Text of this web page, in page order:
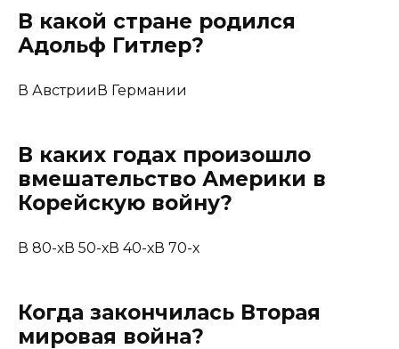
В какой стране родился
Адольф Гитлер?
В АвстрииВ Германии
В каких годах произошло
вмешательство Америки в
Корейскую войну?
В 80-хВ 50-хВ 40-хВ 70-х
Когда закончилась Вторая
мировая война?